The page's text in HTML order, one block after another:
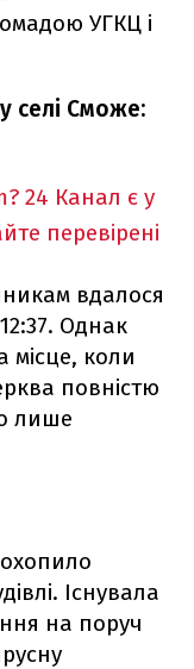
УГКЦ і
селі Сможе:
24 Канал є у
перевірені
вдалося
Однак
коли
повністю
лише
Існувала
на поруч